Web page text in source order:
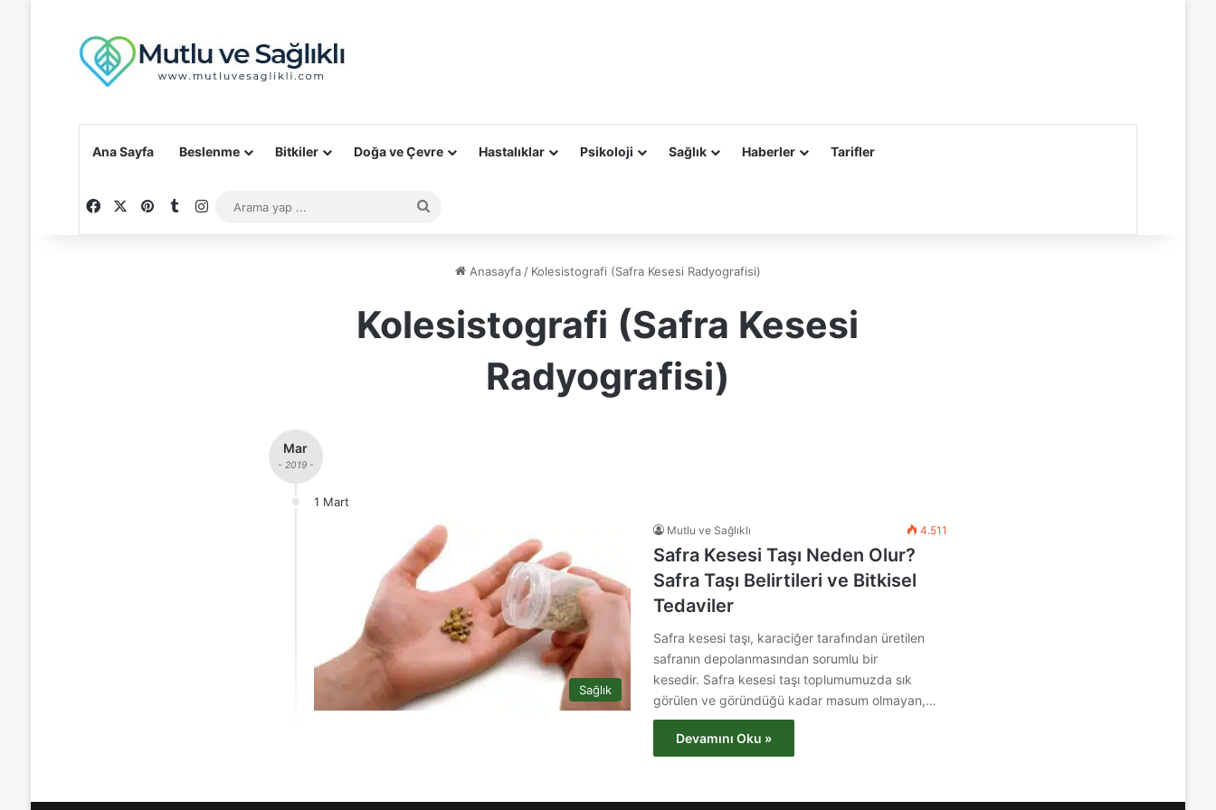
Ana Sayfa Beslenme Bitkiler Doğa ve Çevre Hastalıklar Psikoloji Sağlık Haberler Tarifler
FacebookPinterest
TumblrInstagram
yap
Anasayfa / Kolesistografi (Safra Kesesi Radyografisi)
Kolesistografi (Safra Kesesi
Radyografisi)
Mar
- 2019 -
1 Mart
Sağlık
Mutlu ve Sağlıklı 4.511
Safra Kesesi Taşı Neden Olur?
Safra Taşı Belirtileri ve Bitkisel
Tedaviler
Safra kesesi taşı, karaciğer tarafından üretilen
safranın depolanmasından sorumlu bir
kesedir. Safra kesesi taşı toplumumuzda sık
görülen ve göründüğü kadar masum olmayan,…
Devamını Oku »